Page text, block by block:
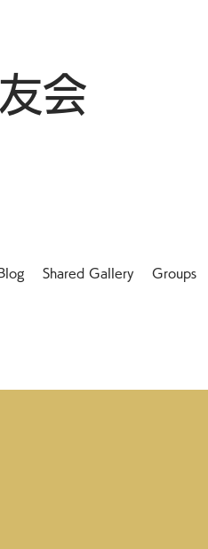
会
Blog Shared Gallery Groups